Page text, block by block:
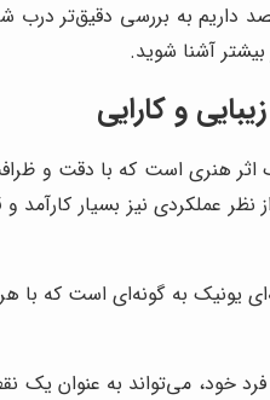
داریم به بررسی دقیق‌تر درب
آشنا شوید.
و کارایی
هنری است که با دقت و
عملکردی نیز بسیار
به گونه‌ای است که با هر
خود، می‌تواند به عنوان یک